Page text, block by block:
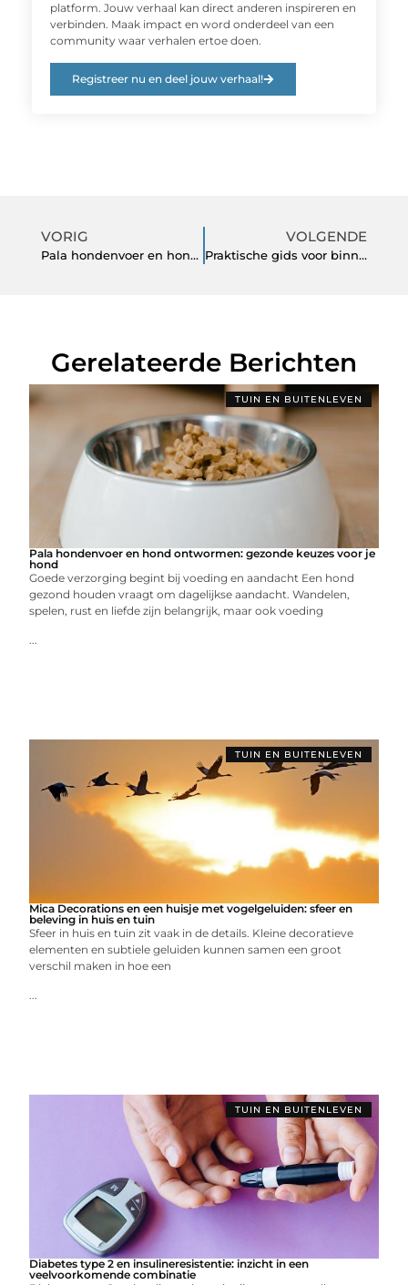
platform. Jouw verhaal kan direct anderen inspireren en
verbinden. Maak impact en word onderdeel van een
community waar verhalen ertoe doen.
Registreer nu en deel jouw verhaal!
VORIG
Pala hondenvoer en hond ontwormen: een gezonde basis voor elke hond
VOLGENDE
Praktische gids voor binnenklimaat en buitenruimte
Gerelateerde Berichten
TUIN EN BUITENLEVEN
Pala hondenvoer en hond ontwormen: gezonde keuzes voor je
hond
Goede verzorging begint bij voeding en aandacht Een hond
gezond houden vraagt om dagelijkse aandacht. Wandelen,
spelen, rust en liefde zijn belangrijk, maar ook voeding
...
TUIN EN BUITENLEVEN
Mica Decorations en een huisje met vogelgeluiden: sfeer en
beleving in huis en tuin
Sfeer in huis en tuin zit vaak in de details. Kleine decoratieve
elementen en subtiele geluiden kunnen samen een groot
verschil maken in hoe een
...
TUIN EN BUITENLEVEN
Diabetes type 2 en insulineresistentie: inzicht in een
veelvoorkomende combinatie